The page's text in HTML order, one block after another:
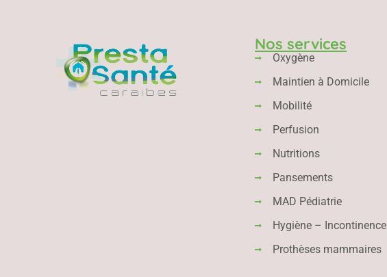
Nos services
Oxygène
Maintien à Domicile
Mobilité
Perfusion
Nutritions
Pansements
MAD Pédiatrie
Hygiène – Incontinence
Prothèses mammaires